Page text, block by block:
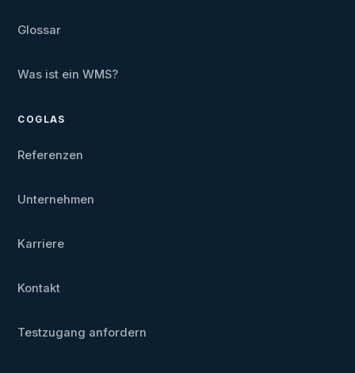
Glossar
Was ist ein WMS?
COGLAS
Referenzen
Unternehmen
Karriere
Kontakt
Testzugang anfordern